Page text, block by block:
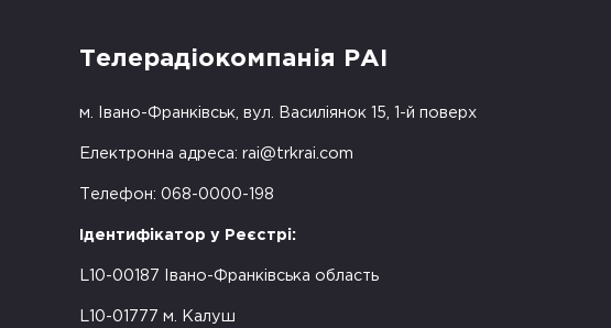
Телерадіокомпанія РАІ
м. Івано-Франківськ, вул. Василіянок 15, 1-й поверх
Електронна адреса: rai@trkrai.com
Телефон: 068-0000-198
Ідентифікатор у Реєстрі:
L10-00187 Івано-Франківська область
L10-01777 м. Калуш